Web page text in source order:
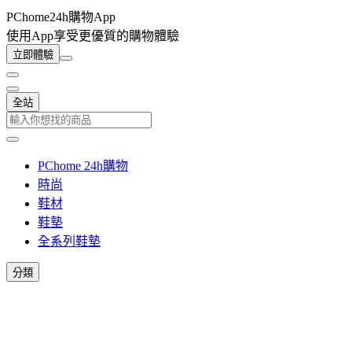
PChome24h購物App
使用App享受更優質的購物體驗
立即體驗
全站
PChome 24h購物
時尚
鞋材
鞋墊
全系列鞋墊
分類